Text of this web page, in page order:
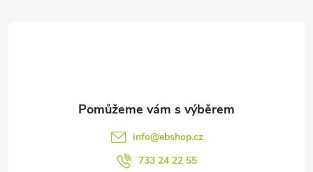
info@ebshop.cz
733 24 22 55